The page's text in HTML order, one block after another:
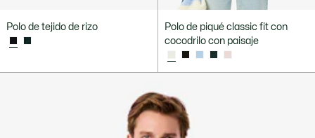
Polo de tejido de rizo
Polo de piqué classic fit con
cocodrilo con paisaje